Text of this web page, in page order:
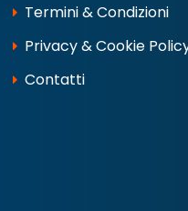
Termini & Condizioni
Privacy & Cookie
Contatti